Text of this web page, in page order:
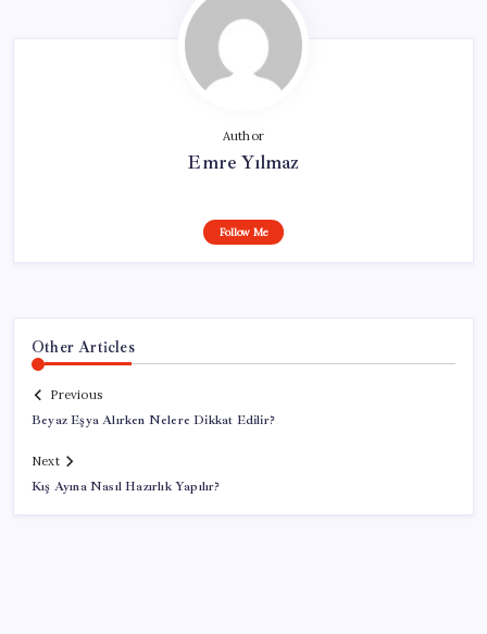
Author
Emre Yılmaz
Follow Me
Other Articles
Previous
Beyaz Eşya Alırken Nelere Dikkat Edilir?
Next
Kış Ayına Nasıl Hazırlık Yapılır?